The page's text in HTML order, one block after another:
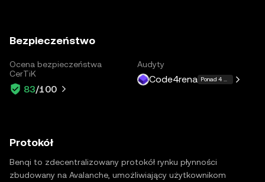
Bezpieczeństwo
Ocena bezpieczeństwa
CerTiK
83/100
Audyty
Code4rena Ponad 4 więcej
Protokół
Benqi to zdecentralizowany protokół rynku płynności
zbudowany na Avalanche, umożliwiający użytkownikom